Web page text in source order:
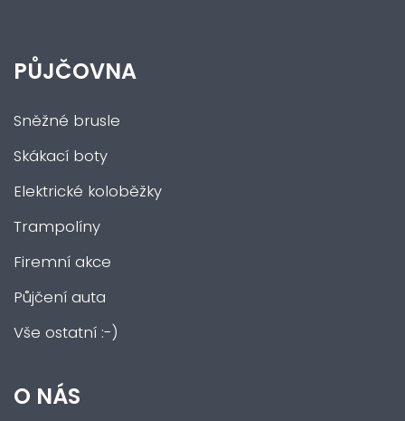
PŮJČOVNA
Sněžné brusle
Skákací boty
Elektrické koloběžky
Trampolíny
Firemní akce
Půjčení auta
Vše ostatní :-)
O NÁS